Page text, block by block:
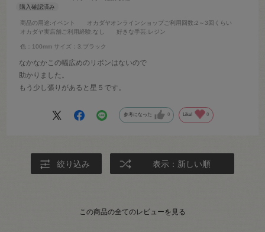
商品の用途:イベント オカダヤオンラインショップご利用回数:2～3回くらい
オカダヤ実店舗ご利用経験:なし 好きな手芸:レジン
色：100mm サイズ：3.ブラック
なかなかこの幅広めのリボンはないので
助かりました。
もう少し張りがあると星５です。
参考になった 0 Like! 0
絞り込み 表示：新しい順
この商品の全てのレビューを見る